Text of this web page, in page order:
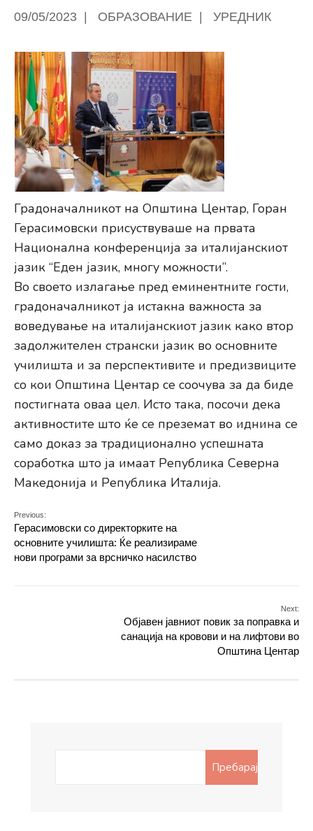
09/05/2023 ОБРАЗОВАНИЕ УРЕДНИК
Градоначалникот на Општина Центар, Горан
Герасимовски присуствуваше на првата
Национална конференција за италијанскиот
јазик “Еден јазик, многу можности”.
Во своето излагање пред еминентните гости,
градоначалникот ја истакна важноста за
воведување на италијанскиот јазик како втор
задолжителен странски јазик во основните
училишта и за перспективите и предизвиците
со кои Општина Центар се соочува за да биде
постигната оваа цел. Исто така, посочи дека
активностите што ќе се преземат во иднина се
само доказ за традиционално успешната
соработка што ја имаат Република Северна
Македонија и Република Италија.
Previous:
Герасимовски со директорките на
основните училишта: Ќе реализираме
нови програми за врсничко насилство
Next:
Објавен јавниот повик за поправка и
санација на кровови и на лифтови во
Општина Центар
Пребарај